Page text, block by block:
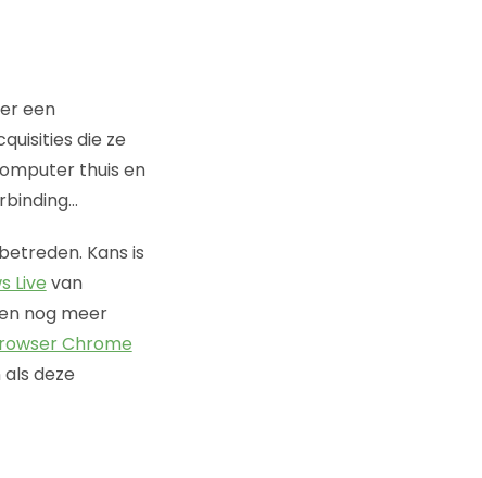
een
die ze
thuis en
Kans is
Live van
nog meer
Chrome
deze